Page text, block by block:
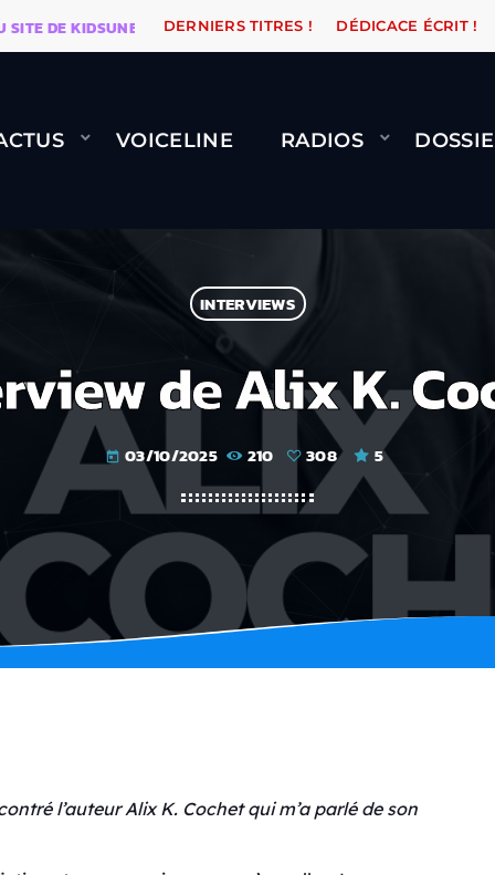
KIDSUNE WARÉTRO ORANGE ROAD QUI
DERNIERS TITRES ! DÉDICACE ÉCRIT !
VOICELINE RADIOS
INTERVIEWS
de Alix K.
today 03/10/2025 210 308 5
l’auteur Alix K. Cochet qui m’a parlé de son